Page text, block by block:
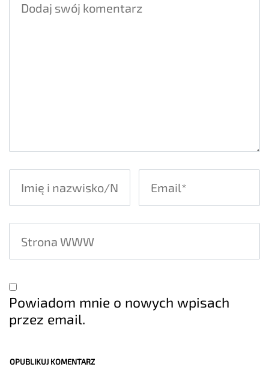
Powiadom mnie o nowych wpisach
przez email.